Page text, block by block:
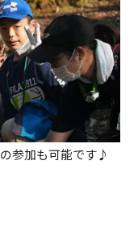
参加も可能です♪